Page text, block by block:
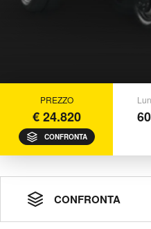
PREZZO
€ 24.820
CONFRONTA
CONFRONTA